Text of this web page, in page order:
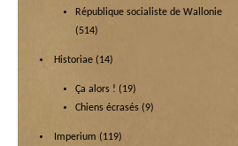
République socialiste de Wallonie
(514)
Historiae (14)
Ça alors ! (19)
Chiens écrasés (9)
Imperium (119)